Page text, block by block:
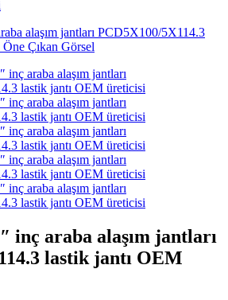
inç araba alaşım jantları
lastik jantı OEM